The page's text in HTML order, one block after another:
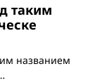
таким
названием